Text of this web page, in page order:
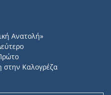
Ανατολή»
Καλογρέζα